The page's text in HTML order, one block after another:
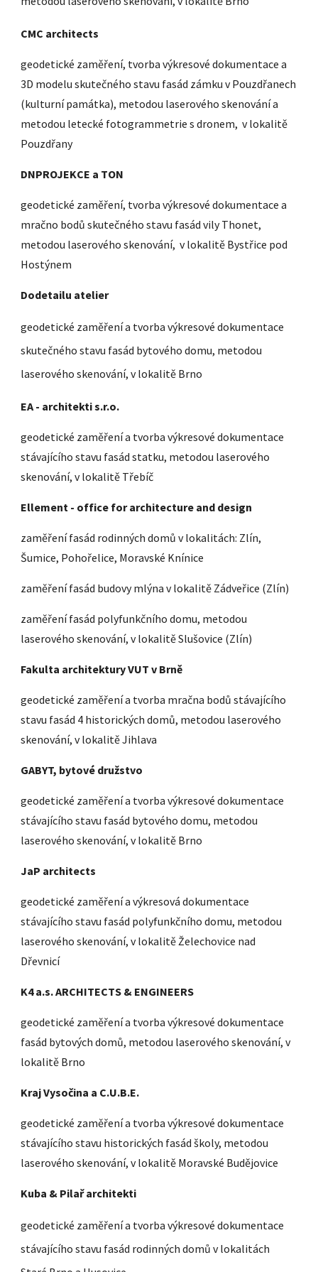
CMC architects
geodetické zaměření, tvorba výkresové dokumentace a
3D modelu skutečného stavu fasád zámku v Pouzdřanech
(kulturní památka), metodou laserového skenování a
metodou letecké fotogrammetrie s dronem, v lokalitě
Pouzdřany
DNPROJEKCE a TON
geodetické zaměření, tvorba výkresové dokumentace a
mračno bodů skutečného stavu fasád vily Thonet,
metodou laserového skenování, v lokalitě Bystřice pod
Hostýnem
Dodetailu atelier
geodetické zaměření a tvorba výkresové dokumentace
skutečného stavu fasád bytového domu, metodou
laserového skenování, v lokalitě Brno
EA - architekti s.r.o.
geodetické zaměření a tvorba výkresové dokumentace
stávajícího stavu fasád statku, metodou laserového
skenování, v lokalitě Třebíč
Ellement - office for architecture and design
zaměření fasád rodinných domů v lokalitách: Zlín,
Šumice, Pohořelice, Moravské Knínice
zaměření fasád budovy mlýna v lokalitě Zádveřice (Zlín)
zaměření fasád polyfunkčního domu, metodou
laserového skenování, v lokalitě Slušovice (Zlín)
Fakulta architektury VUT v Brně
geodetické zaměření a tvorba mračna bodů stávajícího
stavu fasád 4 historických domů, metodou laserového
skenování, v lokalitě Jihlava
GABYT, bytové družstvo
geodetické zaměření a tvorba výkresové dokumentace
stávajícího stavu fasád bytového domu, metodou
laserového skenování, v lokalitě Brno
JaP architects
geodetické zaměření a výkresová dokumentace
stávajícího stavu fasád polyfunkčního domu, metodou
laserového skenování, v lokalitě Želechovice nad
Dřevnicí
K4 a.s. ARCHITECTS & ENGINEERS
geodetické zaměření a tvorba výkresové dokumentace
fasád bytových domů, metodou laserového skenování, v
lokalitě Brno
Kraj Vysočina a C.U.B.E.
geodetické zaměření a tvorba výkresové dokumentace
stávajícího stavu historických fasád školy, metodou
laserového skenování, v lokalitě Moravské Budějovice
Kuba & Pilař architekti
geodetické zaměření a tvorba výkresové dokumentace
stávajícího stavu fasád rodinných domů v lokalitách